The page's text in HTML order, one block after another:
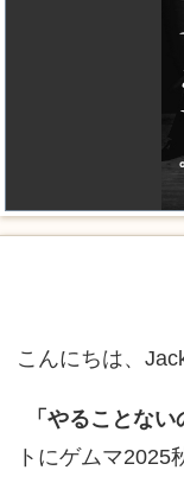
こんにちは、
「やることな
トにゲムマ2025